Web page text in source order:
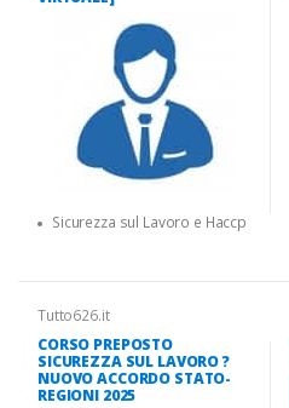
Sicurezza sul Lavoro e Haccp
Tutto626.it
CORSO PREPOSTO
SICUREZZA SUL LAVORO ?
NUOVO ACCORDO STATO-
REGIONI 2025